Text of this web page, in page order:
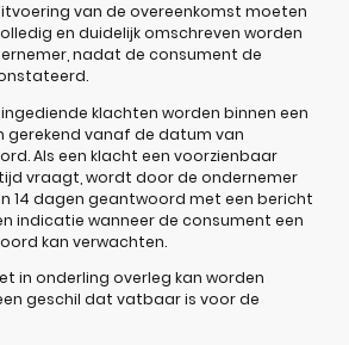
van de overeenkomst moeten
en duidelijk omschreven worden
nadat de consument de
klachten worden binnen een
gerekend vanaf de datum van
Als een klacht een voorzienbaar
vraagt, wordt door de ondernemer
14 dagen geantwoord met een bericht
indicatie wanneer de consument een
kan verwachten.
in onderling overleg kan worden
geschil dat vatbaar is voor de